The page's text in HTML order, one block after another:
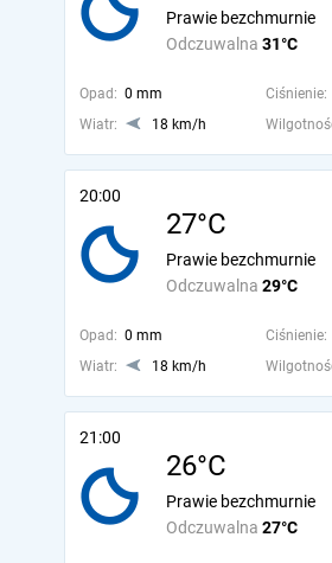
Odczuwalna 31°C
Prawie bezchmurnie
Opad: 0 mm Ciśnienie:
Wiatr:
18 km/h
20:00
27°C
Odczuwalna 29°C
Prawie bezchmurnie
Opad: 0 mm Ciśnienie:
Wiatr:
18 km/h
21:00
26°C
Odczuwalna 27°C
Prawie bezchmurnie